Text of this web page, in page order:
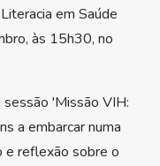
em Saúde
às 15h30, no
sessão 'Missão VIH:
a embarcar numa
e reflexão sobre o